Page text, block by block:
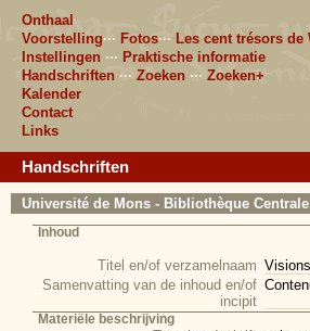
Onthaal
Voorstelling··· Fotos··· Les cent trésors de
Instellingen ··· Praktische informatie
Handschriften ··· Zoeken ··· Zoeken+
Kalender
Contact
Links
Handschriften
Université de Mons - Bibliothèque Centrale
Inhoud
Titel en/of verzamelnaam Visions
Samenvatting van de inhoud en/of
incipit
Materiële beschrijving